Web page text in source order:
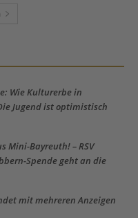
Wie Kulturerbe in
Jugend ist optimistisch
Mini-Bayreuth! – RSV
Spende geht an die
mit mehreren Anzeigen